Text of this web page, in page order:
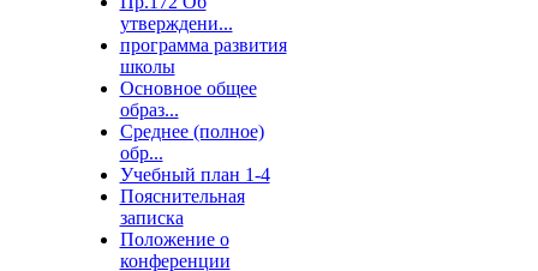
утверждени...
программа развития
школы
Основное общее
образ...
Среднее (полное)
обр...
Учебный план 1-4
Пояснительная
записка
Положение о
конференции